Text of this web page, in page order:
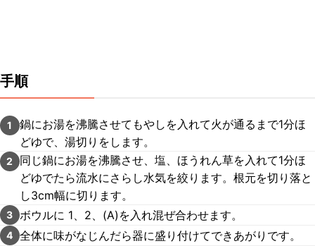
手順
1
鍋にお湯を沸騰させてもやしを入れて火が通るまで1分ほ
どゆで、湯切りをします。
2
同じ鍋にお湯を沸騰させ、塩、ほうれん草を入れて1分ほ
どゆでたら流水にさらし水気を絞ります。根元を切り落と
し3cm幅に切ります。
3 ボウルに 1、2、(A)を入れ混ぜ合わせます。
4 全体に味がなじんだら器に盛り付けてできあがりです。